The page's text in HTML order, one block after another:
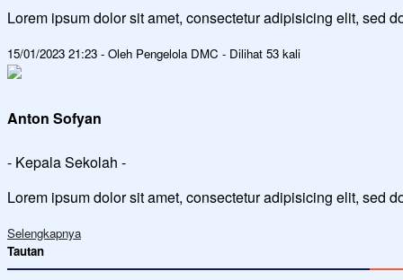
Lorem ipsum dolor sit amet, consectetur adipisicing elit, sed
15/01/2023 21:23 - Oleh Pengelola DMC - Dilihat 53 kali
Anton Sofyan
- Kepala Sekolah -
Lorem ipsum dolor sit amet, consectetur adipisicing elit, sed
Selengkapnya
Tautan